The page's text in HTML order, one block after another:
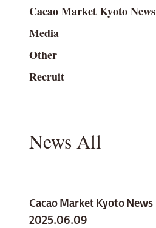
Cacao Market Kyoto News
Media
Other
Recruit
News All
Cacao Market Kyoto News
2025.06.09